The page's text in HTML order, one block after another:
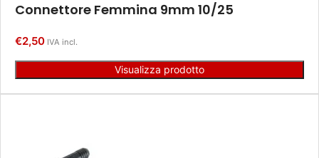
Connettore Femmina 9mm 10/25
€2,50 IVA incl.
Visualizza prodotto